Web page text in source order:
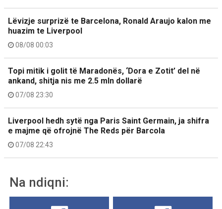
Lëvizje surprizë te Barcelona, Ronald Araujo kalon me
huazim te Liverpool
08/08 00:03
Topi mitik i golit të Maradonës, ‘Dora e Zotit’ del në
ankand, shitja nis me 2.5 mln dollarë
07/08 23:30
Liverpool hedh sytë nga Paris Saint Germain, ja shifra
e majme që ofrojnë The Reds për Barcola
07/08 22:43
Na ndiqni: